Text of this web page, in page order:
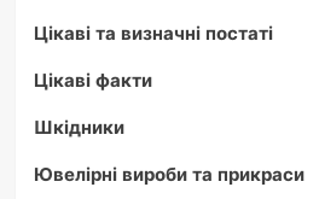
Цікаві та визначні постаті
Цікаві факти
Шкідники
Ювелірні вироби та прикраси